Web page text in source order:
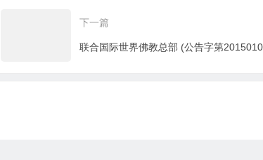
下一篇